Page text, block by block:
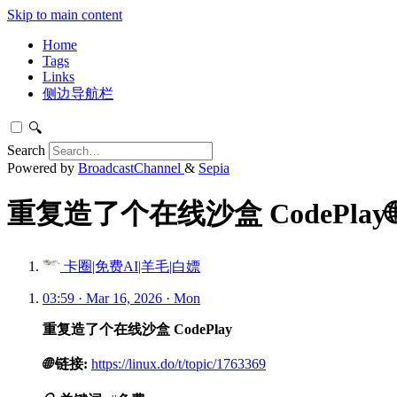
Skip to main content
Home
Tags
Links
侧边导航栏
🔍
Search
Powered by BroadcastChannel & Sepia
重复造了个在线沙盒
卡圈|免费AI|羊毛|白嫖
03:59 · Mar 16, 2026 · Mon
重复造了个在线沙盒 CodePlay
🌐 链接: https://linux.do/t/topic/1763369